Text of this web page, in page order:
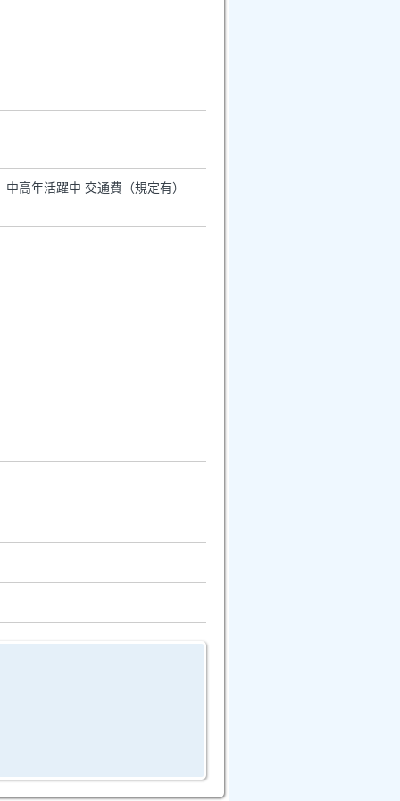
高年活躍中 交通費（規定有）